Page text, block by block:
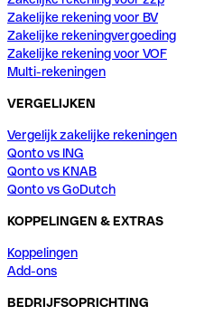
Zakelijke rekening voor BV
Zakelijke rekeningvergoeding
Zakelijke rekening voor VOF
Multi-rekeningen
VERGELIJKEN
Vergelijk zakelijke rekeningen
Qonto vs ING
Qonto vs KNAB
Qonto vs GoDutch
KOPPELINGEN & EXTRAS
Koppelingen
Add-ons
BEDRIJFSOPRICHTING